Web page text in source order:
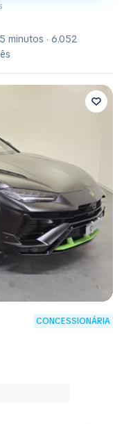
minutos · 6.052
CONCESSIONÁRIA